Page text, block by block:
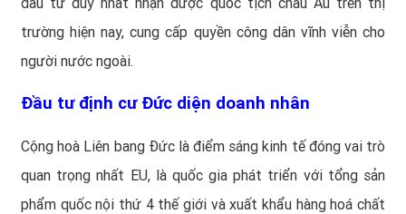
trường hiện nay, cung cấp quyền công dân vĩnh viễn cho
người nước ngoài.
Đầu tư định cư Đức diện doanh nhân
Cộng hoà Liên bang Đức là điểm sáng kinh tế đóng vai trò
quan trọng nhất EU, là quốc gia phát triển với tổng sản
phẩm quốc nội thứ 4 thế giới và xuất khẩu hàng hoá chất